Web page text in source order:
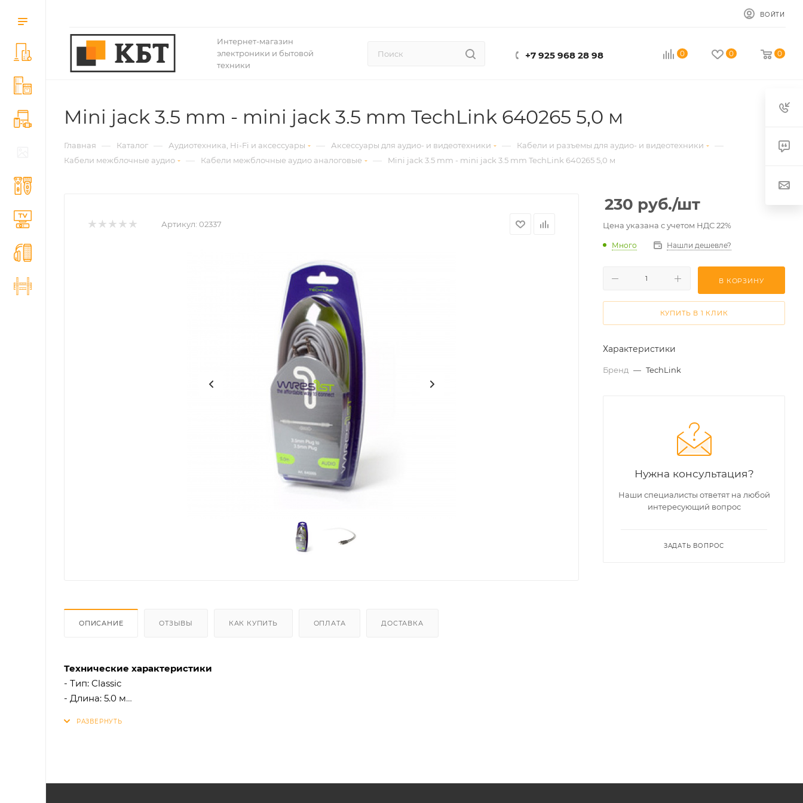
ВОЙТИ
Интернет-магазин
электроники и бытовой
техники
+7 925 968 28 98 0 0 0
Mini jack 3.5 mm - mini jack 3.5 mm TechLink 640265 5,0 м
Главная — Каталог — Аудиотехника, Hi-Fi и аксессуары — Аксессуары для аудио- и видеотехники — Кабели и разъемы для аудио- и видеотехники —
Кабели межблочные аудио — Кабели межблочные аудио аналоговые — Mini jack 3.5 mm - mini jack 3.5 mm TechLink 640265 5,0 м
Артикул: 02337
ОПИСАНИЕ ОТЗЫВЫ КАК КУПИТЬ ОПЛАТА ДОСТАВКА
Технические характеристики
- Тип: Classic
- Длина: 5.0 м
230 руб./шт
Цена указана с учетом НДС 22%
Много Нашли дешевле?
В КОРЗИНУ
КУПИТЬ В 1 КЛИК
Характеристики
Бренд — TechLink
Нужна консультация?
Наши специалисты ответят на любой
интересующий вопрос
ЗАДАТЬ ВОПРОС